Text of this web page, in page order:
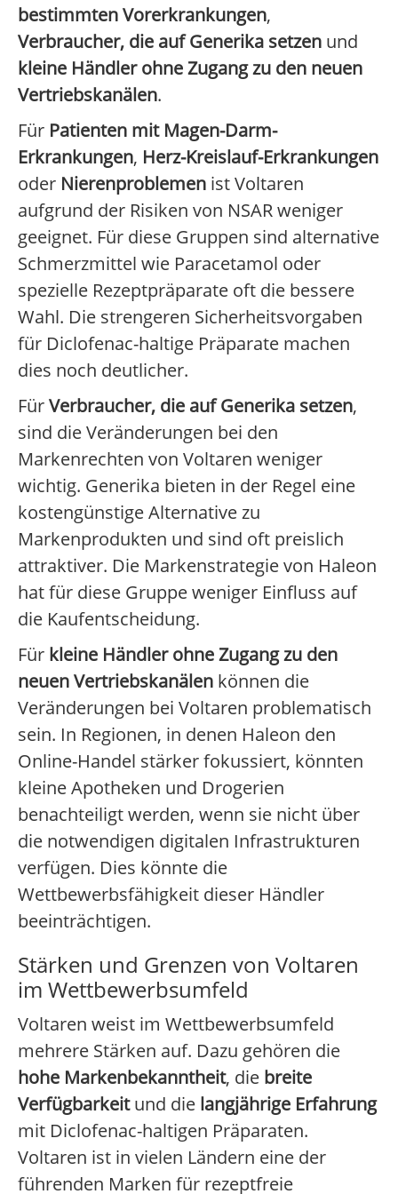
bestimmten Vorerkrankungen,
Verbraucher, die auf Generika setzen und
kleine Händler ohne Zugang zu den neuen
Vertriebskanälen.
Für Patienten mit Magen-Darm-
Erkrankungen, Herz-Kreislauf-Erkrankungen
oder Nierenproblemen ist Voltaren
aufgrund der Risiken von NSAR weniger
geeignet. Für diese Gruppen sind alternative
Schmerzmittel wie Paracetamol oder
spezielle Rezeptpräparate oft die bessere
Wahl. Die strengeren Sicherheitsvorgaben
für Diclofenac-haltige Präparate machen
dies noch deutlicher.
FürVerbraucher, die auf Generika setzen,
sind die Veränderungen bei den
Markenrechten von Voltaren weniger
wichtig. Generika bieten in der Regel eine
kostengünstige Alternative zu
Markenprodukten und sind oft preislich
attraktiver. Die Markenstrategie von Haleon
hat für diese Gruppe weniger Einfluss auf
die Kaufentscheidung.
Für kleine Händler ohne Zugang zu den
neuen Vertriebskanälen können die
Veränderungen bei Voltaren problematisch
sein. In Regionen, in denen Haleon den
Online-Handel stärker fokussiert, könnten
kleine Apotheken und Drogerien
benachteiligt werden, wenn sie nicht über
die notwendigen digitalen Infrastrukturen
verfügen. Dies könnte die
Wettbewerbsfähigkeit dieser Händler
beeinträchtigen.
Stärken und Grenzen von Voltaren
im Wettbewerbsumfeld
Voltaren weist im Wettbewerbsumfeld
mehrere Stärken auf. Dazu gehören die
hohe Markenbekanntheit, die breite
Verfügbarkeitund die langjährige Erfahrung
mit Diclofenac-haltigen Präparaten.
Voltaren ist in vielen Ländern eine der
führenden Marken für rezeptfreie